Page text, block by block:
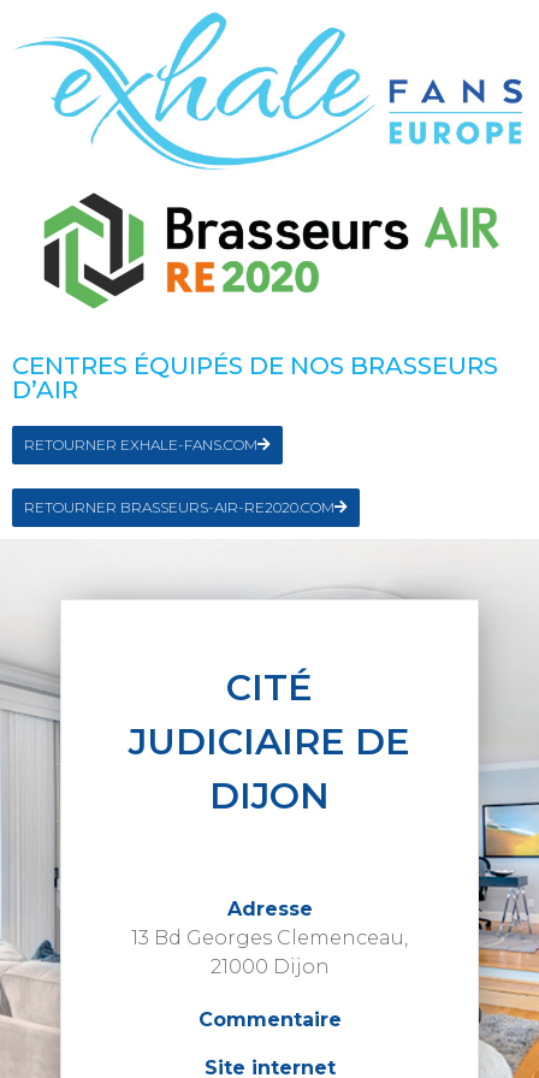
CENTRES ÉQUIPÉS DE NOS BRASSEURS
D’AIR
RETOURNER EXHALE-FANS.COM
RETOURNER BRASSEURS-AIR-RE2020.COM
CITÉ
JUDICIAIRE DE
DIJON
Adresse
13 Bd Georges Clemenceau,
21000 Dijon
Commentaire
Site internet